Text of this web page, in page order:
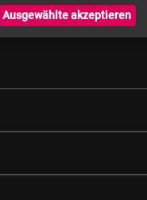
Ausgewählte akzeptieren